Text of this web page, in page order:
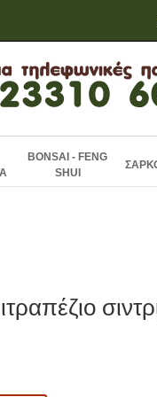
BONSAI - FENG
SHUI